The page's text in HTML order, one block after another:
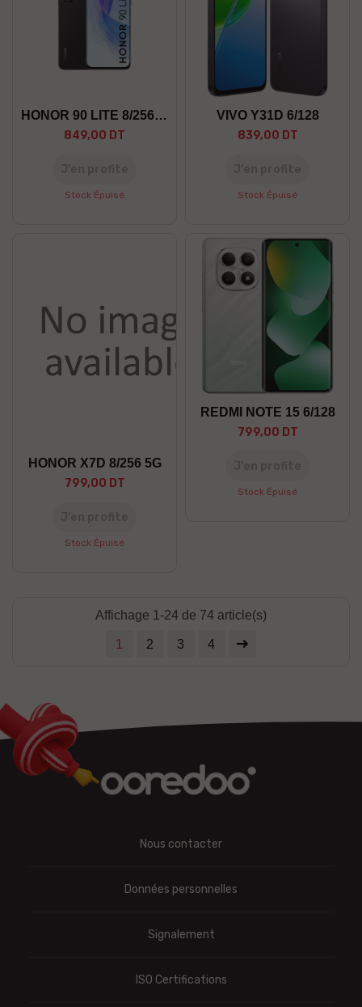
HONOR 90 LITE 8/256 5G
849,00 DT
Stock Épuisé
VIVO Y31D 6/128
839,00 DT
Stock Épuisé
HONOR X7D 8/256 5G
799,00 DT
Stock Épuisé
REDMI NOTE 15 6/128
799,00 DT
Stock Épuisé
Affichage 1-24 de 74 article(s)
1 2 3 4
Nous contacter
Données personnelles
Signalement
ISO Certifications